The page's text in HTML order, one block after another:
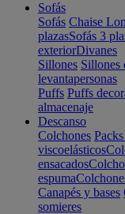
Sofás
Sofás Chaise
plazasSofás 3
exteriorDivanes
Sillones Sillones
levantapersonas
Puffs Puffs
almacenaje
Descanso
Colchones
viscoelásticos
ensacados
espuma
Canapés y bases
somieres